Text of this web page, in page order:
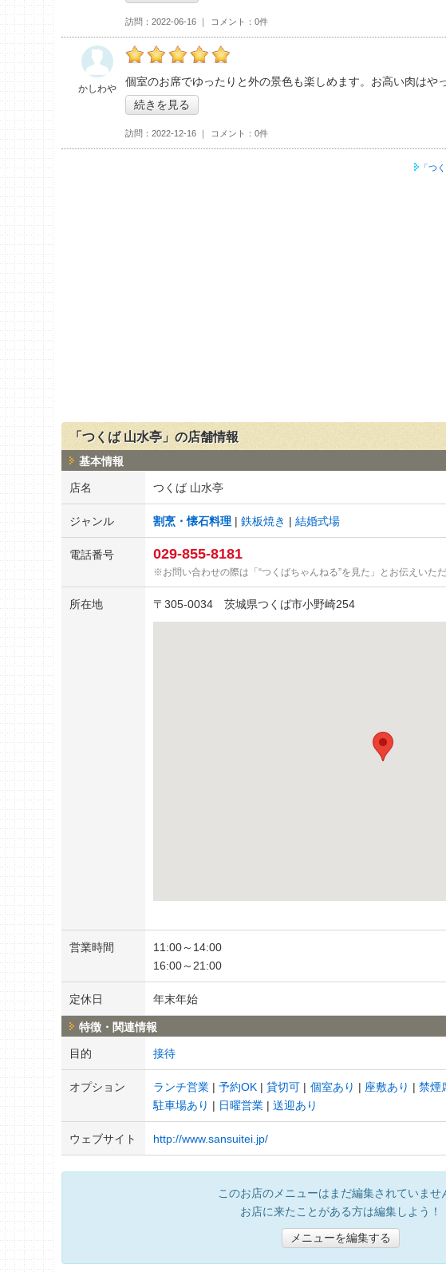
訪問 2022-06-16 コメント 0件
の「つくば 山水亭」おすすめ度：
個室のお席でゆったりと外の景色も楽しめます。お高い肉はや
続きを見る
訪問 2022-12-16 コメント 0件
かしわや
「つ
「つくば 山水亭」の店舗情報
基本情報
店名 つくば 山水亭
ジャンル 割烹・懐石料理 鉄板焼き 結婚式場
電話番号 029-855-8181
お問い合わせの際は「“つくばちゃんねる”を見た」とお伝えいた
所在地 〒 305-0034 茨城県つくば市小野崎254
営業時間
11:00～14:00
16:00～21:00
定休日 年末年始
特徴・関連情報
目的 接待
オプション ランチ営業 予約OK 貸切可 個室あり 座敷あり 禁煙
駐車場あり
日曜営業 送迎あり
ウェブサイト http://www.sansuitei.jp/
このお店のメニューはまだ編集されていませ
お店に来たことがある方は編集しよう！
メニューを編集する